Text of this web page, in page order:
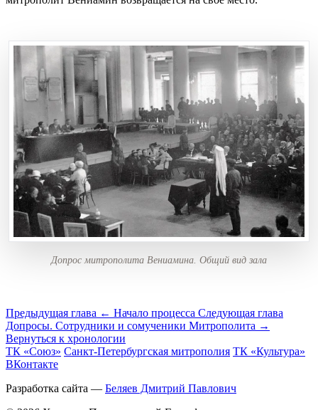
Допрос митрополита Вениамина. Общий вид зала
Предыдущая глава ← Начало процесса Следующая глава
Допросы. Сотрудники и сомученики Митрополита →
Вернуться к хронологии
ТК «Союз» Санкт-Петербургская митрополия ТК «Культура»
ВКонтакте
Разработка сайта — Беляев Дмитрий Павлович